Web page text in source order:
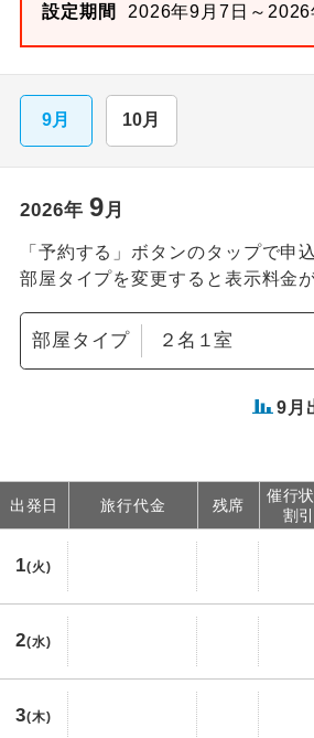
設定期間
2026年9月7日～2026
9月 10月
2026年 9月
「予約する」ボタンのタップで申
部屋タイプを変更すると表示料金
部屋タイプ
9 月
出発日 旅行代金 残席
催行
割引
1(火)
2(水)
3(木)